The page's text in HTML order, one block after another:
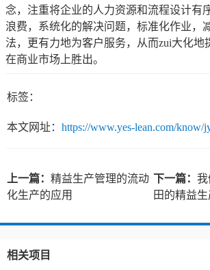
念，注重将企业的人力资源和流程设计有
浪费，系统化的解决问题，标准化作业，
法，更有力地为客户服务，从而zui大化地
在商业市场上胜出。
标签：
本文网址： https://www.yes-lean.com/know/
上一篇： 精益生产管理的流动
化生产的应用
下一篇： 我
田的精益生
相关项目